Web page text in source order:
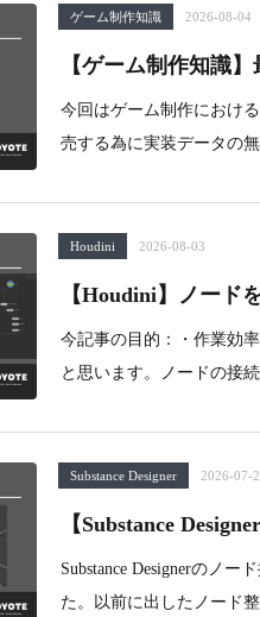
ゲーム制作知識 2026-08-04
【ゲーム制作知識
今回はゲーム制作におけ
売する為に実装データの
Houdini 2026-08-03
【Houdini】ノード
今記事の目的：・作業効
と思います。ノードの接
Substance Designer 2026-07-
【Substance
Substance Designerのノ
た。以前に出したノード